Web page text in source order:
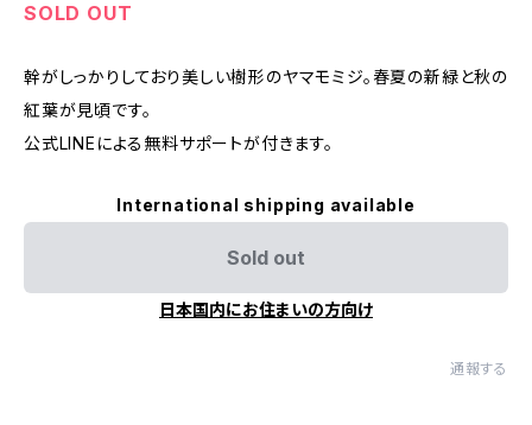
SOLD OUT
幹がしっかりしており美しい樹形のヤマモミジ。春夏の新緑と秋の
紅葉が見頃です。
公式LINEによる無料サポートが付きます。
International shipping available
Sold out
日本国内にお住まいの方向け
通報する